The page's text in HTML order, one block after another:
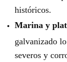
históricos.
Marina y
galvanizado
severos y